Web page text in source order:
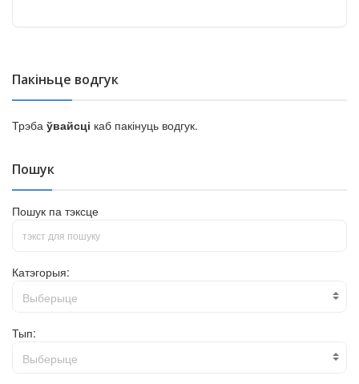
Пакіньце водгук
Трэба ўвайсці каб пакінуць водгук.
Пошук
Пошук па тэксце
Катэгорыя:
Выберыце
Тып:
Выберыце